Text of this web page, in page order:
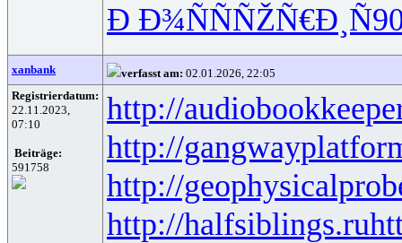
Ð Ð¾ÑÑÑŽÑ€Ð¸Ñ
xanbank verfasst am: 02.01.2026, 22:05
Registrierdatum:
22.11.2023,
07:10
Beiträge:
591758
http://
http://
http://
http://halfsiblings.ru